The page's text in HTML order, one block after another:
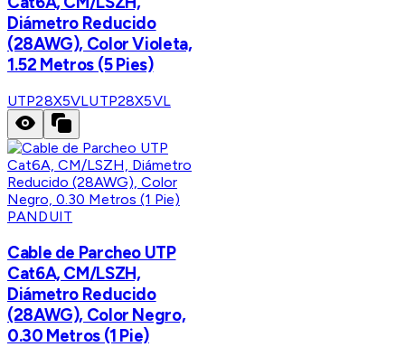
Diámetro Reducido
(28AWG), Color Violeta,
1.52 Metros (5 Pies)
UTP28X5VLUTP28X5VL
PANDUIT
Cable de Parcheo UTP
Cat6A, CM/LSZH,
Diámetro Reducido
(28AWG), Color Negro,
0.30 Metros (1 Pie)